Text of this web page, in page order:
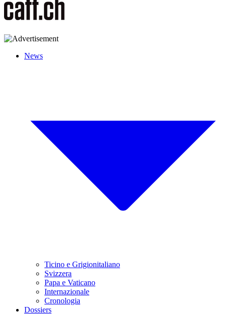
News
Ticino e Grigionitaliano
Svizzera
Papa e Vaticano
Internazionale
Cronologia
Dossiers